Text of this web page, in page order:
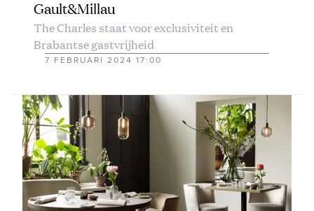
Gault&Millau
The Charles staat voor exclusiviteit en
Brabantse gastvrijheid
7 FEBRUARI 2024 17:00